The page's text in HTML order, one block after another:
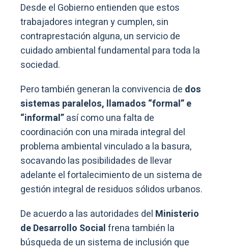
Desde el Gobierno entienden que estos
trabajadores integran y cumplen, sin
contraprestación alguna, un servicio de
cuidado ambiental fundamental para toda la
sociedad.
Pero también generan la convivencia de dos
sistemas paralelos, llamados “formal” e
“informal”así como una falta de
coordinación con una mirada integral del
problema ambiental vinculado a la basura,
socavando las posibilidades de llevar
adelante el fortalecimiento de un sistema de
gestión integral de residuos sólidos urbanos.
De acuerdo a las autoridades del Ministerio
de Desarrollo Socialfrena también la
búsqueda de un sistema de inclusión que